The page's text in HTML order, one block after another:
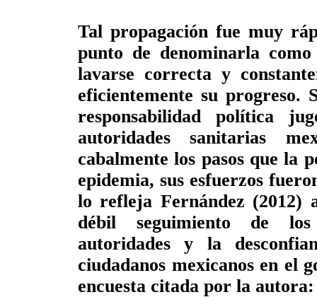
Tal propagación fue muy
punto de denominarla
lavarse correcta y
eficientemente su progreso.
responsabilidad política
autoridades sanitarias
cabalmente los pasos que la
epidemia, sus esfuerzos
lo refleja Fernández
débil seguimiento de los
autoridades y la
ciudadanos mexicanos en el
encuesta citada por la autora: